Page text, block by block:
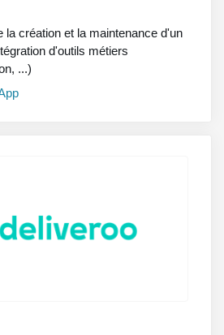
la création et la maintenance d'un
d'outils métiers
...)